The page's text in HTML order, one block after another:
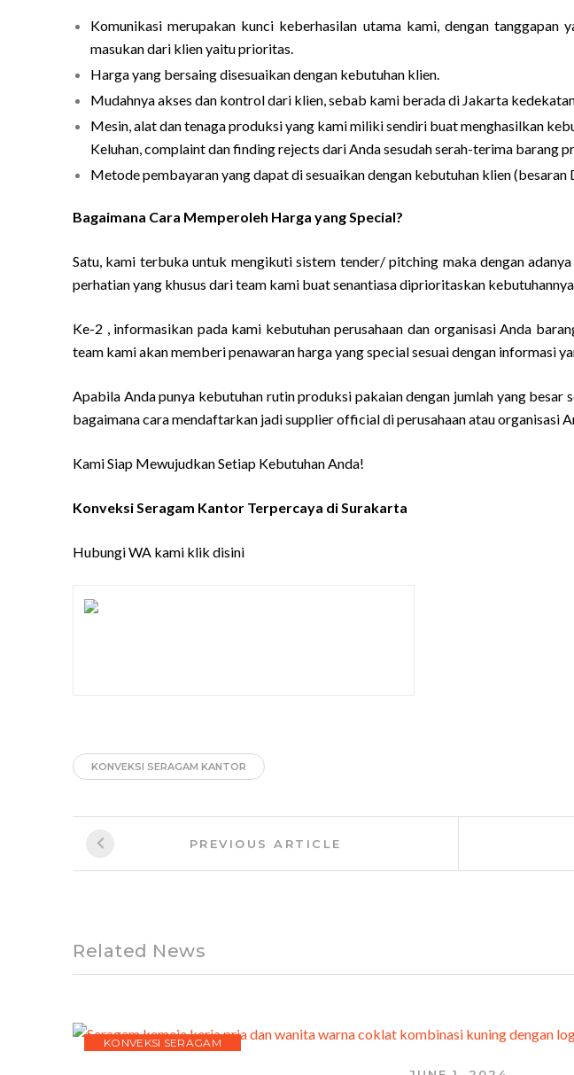
Komunikasi merupakan kunci keberhasilan utama kami, dengan tanggapan
masukan dari klien yaitu prioritas.
Harga yang bersaing disesuaikan dengan kebutuhan klien.
Mudahnya akses dan kontrol dari klien, sebab kami berada di Jakarta
Mesin, alat dan tenaga produksi yang kami miliki sendiri buat menghasilkan
Keluhan, complaint dan finding rejects dari Anda sesudah serah-terima barang
Metode pembayaran yang dapat di sesuaikan dengan kebutuhan klien (besaran
Bagaimana Cara Memperoleh Harga yang Special?
Satu, kami terbuka untuk mengikuti sistem tender/ pitching maka dengan
perhatian yang khusus dari team kami buat senantiasa diprioritaskan
Ke-2 , informasikan pada kami kebutuhan perusahaan dan organisasi Anda
team kami akan memberi penawaran harga yang special sesuai dengan informasi
Apabila Anda punya kebutuhan rutin produksi pakaian dengan jumlah yang besar
bagaimana cara mendaftarkan jadi supplier official di perusahaan atau organisasi
Kami Siap Mewujudkan Setiap Kebutuhan Anda!
Konveksi Seragam Kantor Terpercaya di Surakarta
Hubungi WA kami klik disini
KONVEKSI SERAGAM KANTOR
navigation
PREVIOUS ARTICLE
Related News
KONVEKSI SERAGAM